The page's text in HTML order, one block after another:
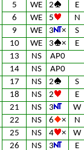
5 WE 2
E
6
WE 5 N
9 WE 3 ×
S
10
WE 3 × E
13 NS
AP0
14
NS AP0
17 NS 2
S
18
NS 2 E
21 NS 3
W
22
NS 6 × N
25 NS 4 ×
W
26
NS 3 E